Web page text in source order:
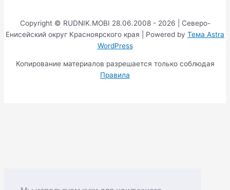
Copyright © RUDNIK.MOBI 28.06.2008 - 2026 | Северо-
Енисейский округ Красноярского края | Powered by Тема Astra
WordPress
Копирование материалов разрешается только соблюдая
Правила